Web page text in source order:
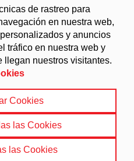
de rastreo para
en nuestra web,
y anuncios
tráfico en nuestra web y
llegan nuestros visitantes.
Cookies
las Cookies
las Cookies
asociaciones
de Chimeneas